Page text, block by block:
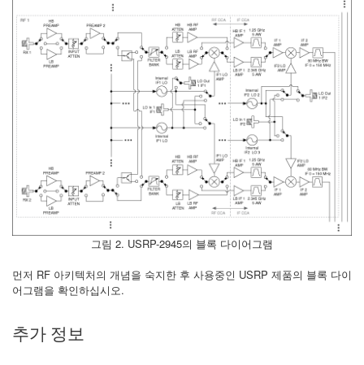
그림 2. USRP-2945의 블록 다이어그램
먼저 RF 아키텍처의 개념을 숙지한 후 사용중인 USRP 제품의 블록 다이
어그램을 확인하십시오.
추가 정보